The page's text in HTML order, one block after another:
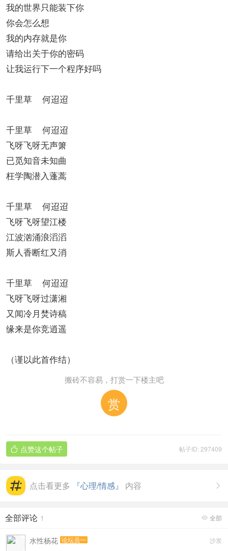
我的世界只能装下你
你会怎么想
我的内存就是你
请给出关于你的密码
让我运行下一个程序好吗
千里草 何迢迢
千里草 何迢迢
飞呀飞呀无声箫
已觅知音未知曲
枉学陶潜入蓬蒿
千里草 何迢迢
飞呀飞呀望江楼
江波汹涌浪滔滔
斯人香断红又消
千里草 何迢迢
飞呀飞呀过潇湘
又闻冷月焚诗稿
缘来是你竞逍遥
（谨以此首作结）
搬砖不容易，打赏一下楼主吧
赏
帖子ID: 297409
 点赞这个帖子

点击看更多 『心理/情感』 内容
 全部
全部评论 1
沙发
水性杨花 论坛员一